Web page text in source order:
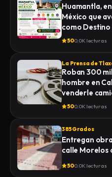
Huamantla,
México que
como
500.0K lecturas
La Prensa de
Roban 300
hombre en
venderle
500.0K lecturas
385 Grados
Entregan
calle Morelos
500.0K lecturas